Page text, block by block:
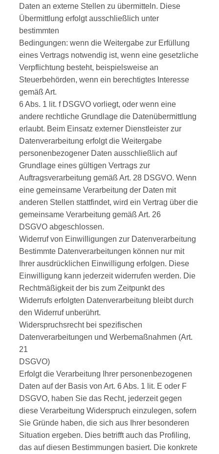
Daten an externe Stellen zu übermitteln. Diese
Übermittlung erfolgt ausschließlich unter
bestimmten
Bedingungen: wenn die Weitergabe zur Erfüllung
eines Vertrags notwendig ist, wenn eine gesetzliche
Verpflichtung besteht, beispielsweise an
Steuerbehörden, wenn ein berechtigtes Interesse
gemäß Art.
6 Abs. 1 lit. f DSGVO vorliegt, oder wenn eine
andere rechtliche Grundlage die Datenübermittlung
erlaubt. Beim Einsatz externer Dienstleister zur
Datenverarbeitung erfolgt die Weitergabe
personenbezogener Daten ausschließlich auf
Grundlage eines gültigen Vertrags zur
Auftragsverarbeitung gemäß Art. 28 DSGVO. Wenn
eine gemeinsame Verarbeitung der Daten mit
anderen Stellen stattfindet, wird ein Vertrag über die
gemeinsame Verarbeitung gemäß Art. 26
DSGVO abgeschlossen.
Widerruf von Einwilligungen zur Datenverarbeitung
Bestimmte Datenverarbeitungen können nur mit
Ihrer ausdrücklichen Einwilligung erfolgen. Diese
Einwilligung kann jederzeit widerrufen werden. Die
Rechtmäßigkeit der bis zum Zeitpunkt des
Widerrufs erfolgten Datenverarbeitung bleibt durch
den Widerruf unberührt.
Widerspruchsrecht bei spezifischen
Datenverarbeitungen und Werbemaßnahmen (Art.
21
DSGVO)
Erfolgt die Verarbeitung Ihrer personenbezogenen
Daten auf der Basis von Art. 6 Abs. 1 lit. E oder F
DSGVO, haben Sie das Recht, jederzeit gegen
diese Verarbeitung Widerspruch einzulegen, sofern
Sie Gründe haben, die sich aus Ihrer besonderen
Situation ergeben. Dies betrifft auch das Profiling,
das auf diesen Bestimmungen basiert. Die konkrete